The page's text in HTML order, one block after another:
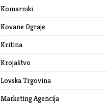
Komarniki
Kovane Ograje
Kritina
Krojaštvo
Lovska Trgovina
Marketing Agencija